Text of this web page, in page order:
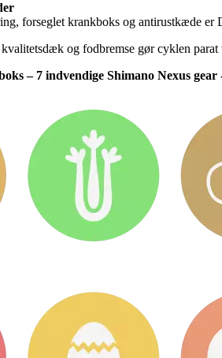
forseglet krankboks og antirustkæde
og fodbremse gør cyklen parat
– 7 indvendige Shimano Nexus gear